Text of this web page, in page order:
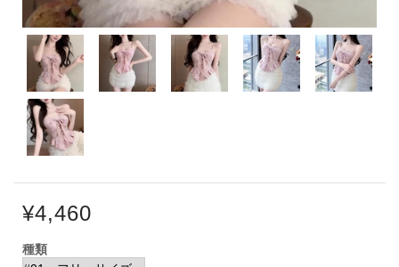
¥4,460
種類